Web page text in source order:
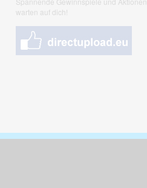
warten auf dich!